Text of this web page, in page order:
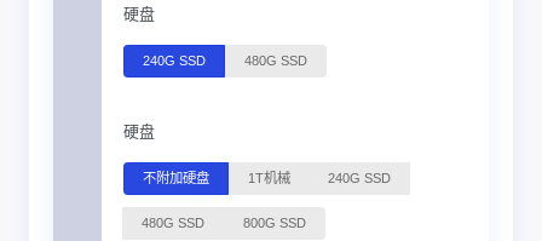
硬盘
240G SSD 480G SSD
硬盘
不附加硬盘 1T机械 240G SSD
480G SSD 800G SSD